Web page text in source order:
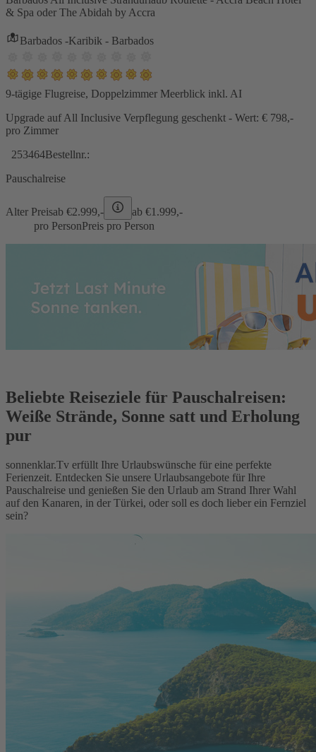
& Spa oder The Abidah by Accra
Barbados -Karibik - Barbados
9-tägige Flugreise, Doppelzimmer Meerblick inkl. AI
Upgrade auf All Inclusive Verpflegung geschenkt - Wert: € 798,-
pro Zimmer
253464Bestellnr.:
Pauschalreise
Alter Preisab €2.999,- ab €1.999,-
pro PersonPreis pro Person
Beliebte Reiseziele für Pauschalreisen:
Weiße Strände, Sonne satt und Erholung
pur
sonnenklar.Tv erfüllt Ihre Urlaubswünsche für eine perfekte
Ferienzeit. Entdecken Sie unsere Urlaubsangebote für Ihre
Pauschalreise und genießen Sie den Urlaub am Strand Ihrer Wahl
auf den Kanaren, in der Türkei, oder soll es doch lieber ein Fernziel
sein?